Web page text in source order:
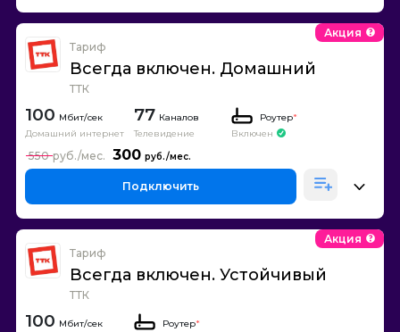
Тариф
Всегда включен. Домашний
ТТК
Акция
100
Домашний интернет
77 Каналов
Телевидение
Роутер*
Включен
300
550
Подключить
Тариф
Всегда включен. Устойчивый
ТТК
Акция
100 Роутер*